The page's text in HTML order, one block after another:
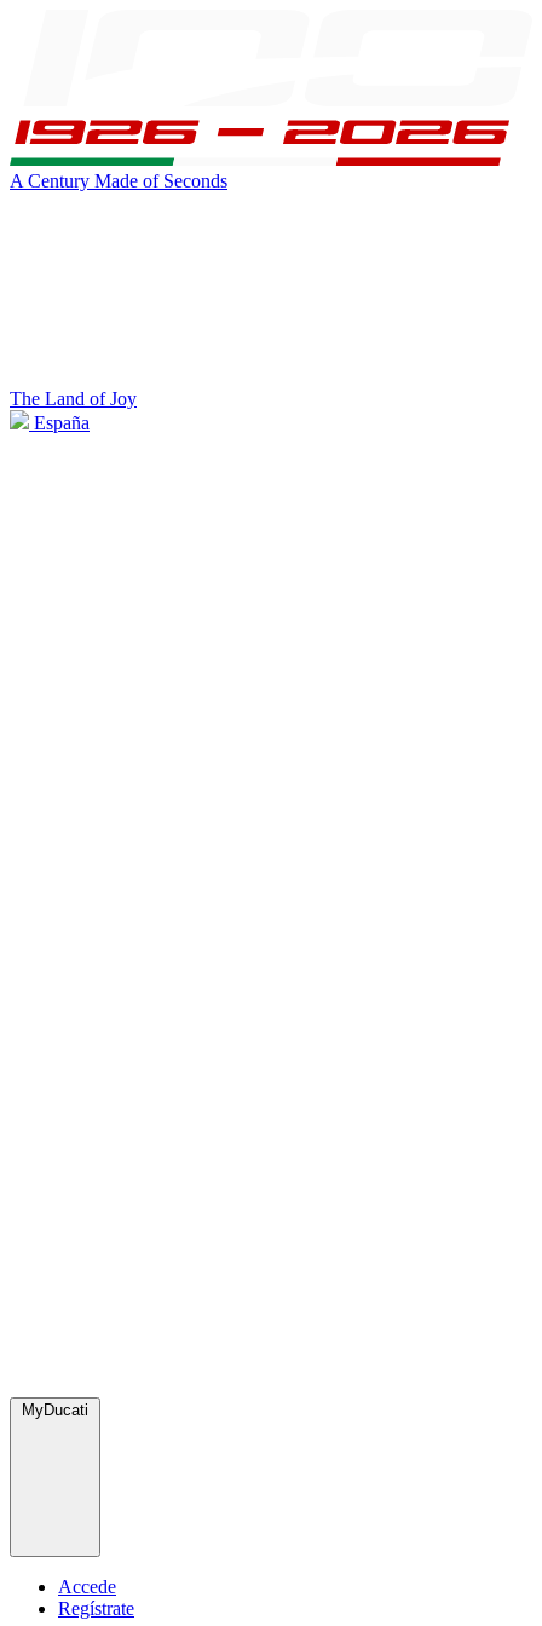
A Century Made of Seconds
The Land of Joy
España
MyDucati
Accede
Regístrate